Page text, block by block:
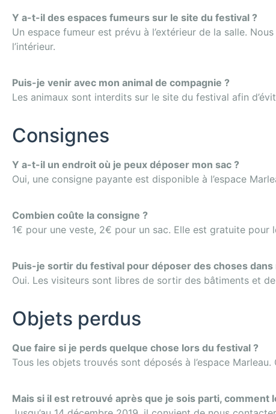
Y a-t-il des espaces fumeurs sur le site du festival ?
Un espace fumeur est prévu à l’extérieur de la salle.
l’intérieur.
Puis-je venir avec mon animal de compagnie ?
Les animaux sont interdits sur le site du festival afin
Consignes
Y a-t-il un endroit où je peux déposer mon sac ?
Oui, une consigne payante est disponible à l’espace
Combien coûte la consigne ?
1€ pour une veste, 2€ pour un sac. Elle est gratuite
Puis-je sortir du festival pour déposer des choses
Oui. Les visiteurs sont libres de sortir des bâtiments et
Objets perdus
Que faire si je perds quelque chose lors du festival ?
Tous les objets trouvés sont déposés à l’espace
Mais si il est retrouvé après que je sois parti, comment